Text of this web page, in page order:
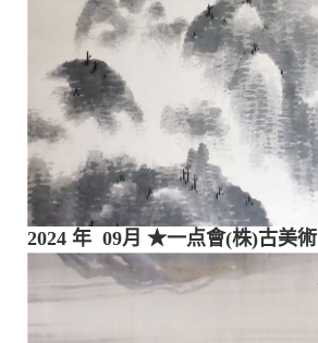
2024 年 09月 ★一点會(株)古美術